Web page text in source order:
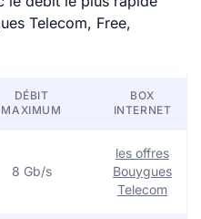
Telecom, Free,
DÉBIT
MAXIMUM
BOX
INTERNET
8 Gb/s
les offres
Bouygues
Telecom